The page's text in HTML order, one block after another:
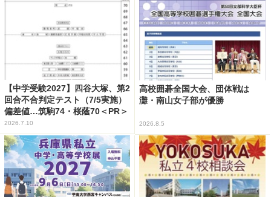
【中学受験2027】四谷大塚、第2
回合不合判定テスト（7/5実施）
偏差値…筑駒74・桜蔭70＜PR＞
2026.7.10
高校囲碁全国大会、団体戦は
灘・南山女子部が優勝
2026.8.5